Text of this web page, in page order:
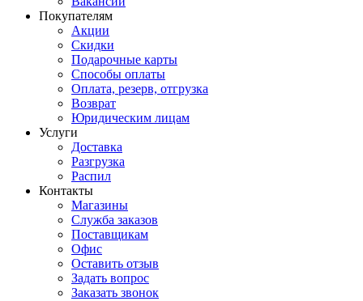
Покупателям
Акции
Скидки
Подарочные карты
Способы оплаты
Оплата, резерв, отгрузка
Возврат
Юридическим лицам
Услуги
Доставка
Разгрузка
Распил
Контакты
Магазины
Служба заказов
Поставщикам
Офис
Оставить отзыв
Задать вопрос
Заказать звонок